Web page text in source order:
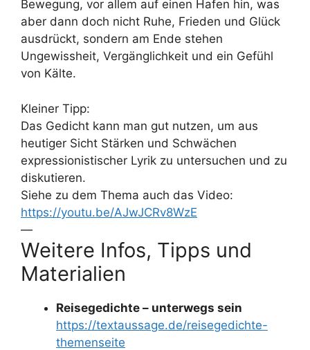
Bewegung, vor allem auf einen Hafen hin, was
aber dann doch nicht Ruhe, Frieden und Glück
ausdrückt, sondern am Ende stehen
Ungewissheit, Vergänglichkeit und ein Gefühl
von Kälte.
Kleiner Tipp:
Das Gedicht kann man gut nutzen, um aus
heutiger Sicht Stärken und Schwächen
expressionistischer Lyrik zu untersuchen und zu
diskutieren.
Siehe zu dem Thema auch das Video:
https://youtu.be/AJwJCRv8WzE
—
Weitere Infos, Tipps und
Materialien
Reisegedichte – unterwegs sein
https://textaussage.de/reisegedichte-
themenseite